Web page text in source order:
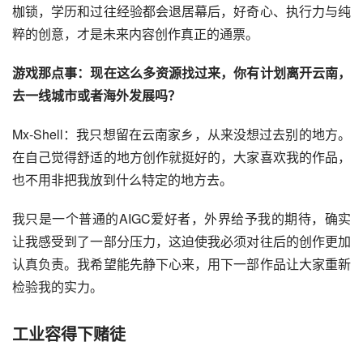
枷锁，学历和过往经验都会退居幕后，好奇心、执行力与纯
粹的创意，才是未来内容创作真正的通票。
游戏那点事：现在这么多资源找过来，你有计划离开云南，
去一线城市或者海外发展吗？
Mx-Shell：我只想留在云南家乡，从来没想过去别的地方。
在自己觉得舒适的地方创作就挺好的，大家喜欢我的作品，
也不用非把我放到什么特定的地方去。
我只是一个普通的AIGC爱好者，外界给予我的期待，确实
让我感受到了一部分压力，这迫使我必须对往后的创作更加
认真负责。我希望能先静下心来，用下一部作品让大家重新
检验我的实力。
工业容得下赌徒